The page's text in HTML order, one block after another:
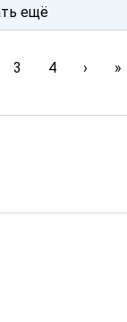
ещё
3 4 › »